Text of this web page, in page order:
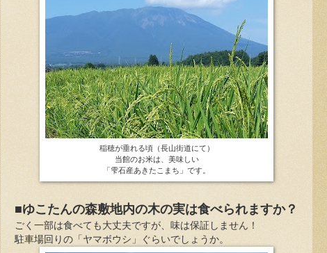
稲穂が垂れる頃（長山街道にて）
当館のお米は、美味しい
「雫石産あきたこまち」です。
■ゆこたんの森敷地内の木の実は食べられますか？
ごく一部は食べても大丈夫ですが、味は保証しません！
駐車場回りの「ヤマボウシ」ぐらいでしょうか。